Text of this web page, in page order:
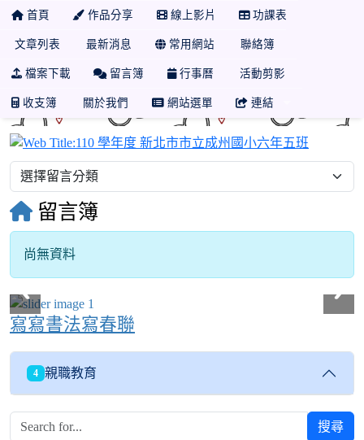
首頁 作品分享 線上影片 功課表
文章列表 最新消息 常用網站 聯絡簿
檔案下載 留言簿 行事曆 活動剪影
收支簿 關於我們 網站選單 連結
留言簿
尚無資料
寫寫書法寫春聯
4 親職教育
搜尋